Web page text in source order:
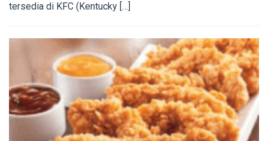
tersedia di KFC (Kentucky […]